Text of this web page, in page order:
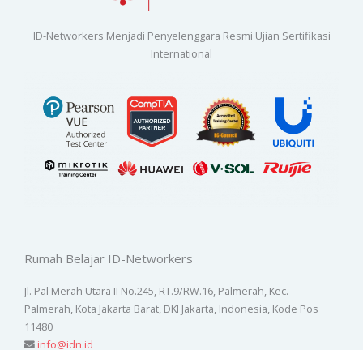
ID-Networkers Menjadi Penyelenggara Resmi Ujian Sertifikasi
International
Rumah Belajar ID-Networkers
Jl. Pal Merah Utara II No.245, RT.9/RW.16, Palmerah, Kec.
Palmerah, Kota Jakarta Barat, DKI Jakarta, Indonesia, Kode Pos
11480
info@idn.id